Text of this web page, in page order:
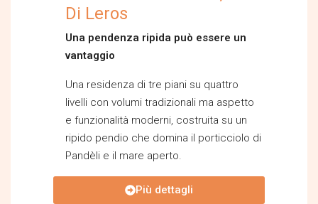
Di Leros
Una pendenza ripida può essere un
vantaggio
Una residenza di tre piani su quattro
livelli con volumi tradizionali ma aspetto
e funzionalità moderni, costruita su un
ripido pendio che domina il porticciolo di
Pandèli e il mare aperto.
Più dettagli